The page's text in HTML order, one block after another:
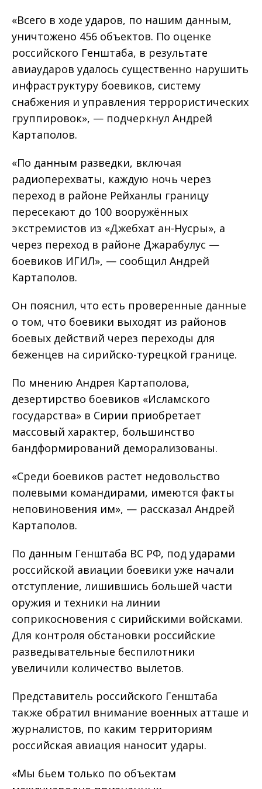
«Всего в ходе ударов, по нашим данным,
уничтожено 456 объектов. По оценке
российского Генштаба, в результате
авиаударов удалось существенно нарушить
инфраструктуру боевиков, систему
снабжения и управления террористических
группировок», — подчеркнул Андрей
Картаполов.
«По данным разведки, включая
радиоперехваты, каждую ночь через
переход в районе Рейханлы границу
пересекают до 100 вооружённых
экстремистов из «Джебхат ан-Нусры», а
через переход в районе Джарабулус —
боевиков ИГИЛ», — сообщил Андрей
Картаполов.
Он пояснил, что есть проверенные данные
о том, что боевики выходят из районов
боевых действий через переходы для
беженцев на сирийско-турецкой границе.
По мнению Андрея Картаполова,
дезертирство боевиков «Исламского
государства» в Сирии приобретает
массовый характер, большинство
бандформирований деморализованы.
«Среди боевиков растет недовольство
полевыми командирами, имеются факты
неповиновения им», — рассказал Андрей
Картаполов.
По данным Генштаба ВС РФ, под ударами
российской авиации боевики уже начали
отступление, лишившись большей части
оружия и техники на линии
соприкосновения с сирийскими войсками.
Для контроля обстановки российские
разведывательные беспилотники
увеличили количество вылетов.
Представитель российского Генштаба
также обратил внимание военных атташе и
журналистов, по каким территориям
российская авиация наносит удары.
«Мы бьем только по объектам